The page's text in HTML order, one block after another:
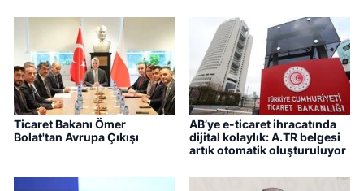
Ticaret Bakanı Ömer
Bolat'tan Avrupa Çıkışı
AB’ye e-ticaret ihracatında
dijital kolaylık: A.TR belgesi
artık otomatik oluşturuluyor